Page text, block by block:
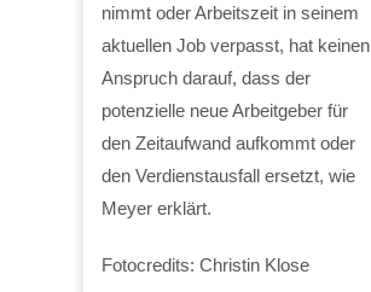
nimmt oder Arbeitszeit in seinem
aktuellen Job verpasst, hat keinen
Anspruch darauf, dass der
potenzielle neue Arbeitgeber für
den Zeitaufwand aufkommt oder
den Verdienstausfall ersetzt, wie
Meyer erklärt.
Fotocredits: Christin Klose